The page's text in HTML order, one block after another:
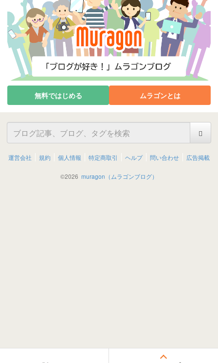
無料ではじめる ムラゴンとは
運営会社 規約 個人情報 特定商取引 ヘルプ 問い合わせ 広告掲載
©2026 muragon（ムラゴンブログ）